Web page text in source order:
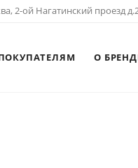
2-ой Нагатинский проезд
О